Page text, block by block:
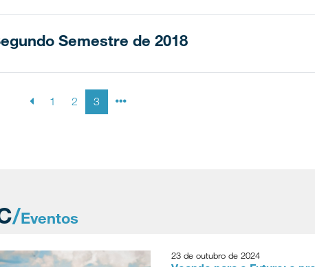
Semestre de 2018
1 2 3
/Eventos
23 de outubro de 2024